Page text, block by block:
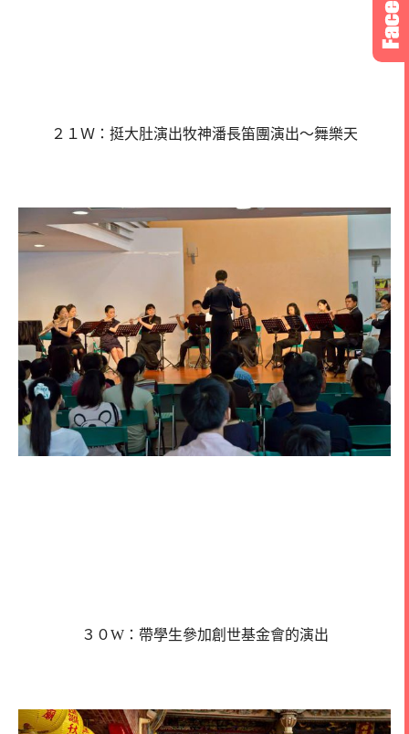
２１Ｗ：挺大肚演出牧神潘長笛團演出～舞樂天
３０W：帶學生參加創世基金會的演出